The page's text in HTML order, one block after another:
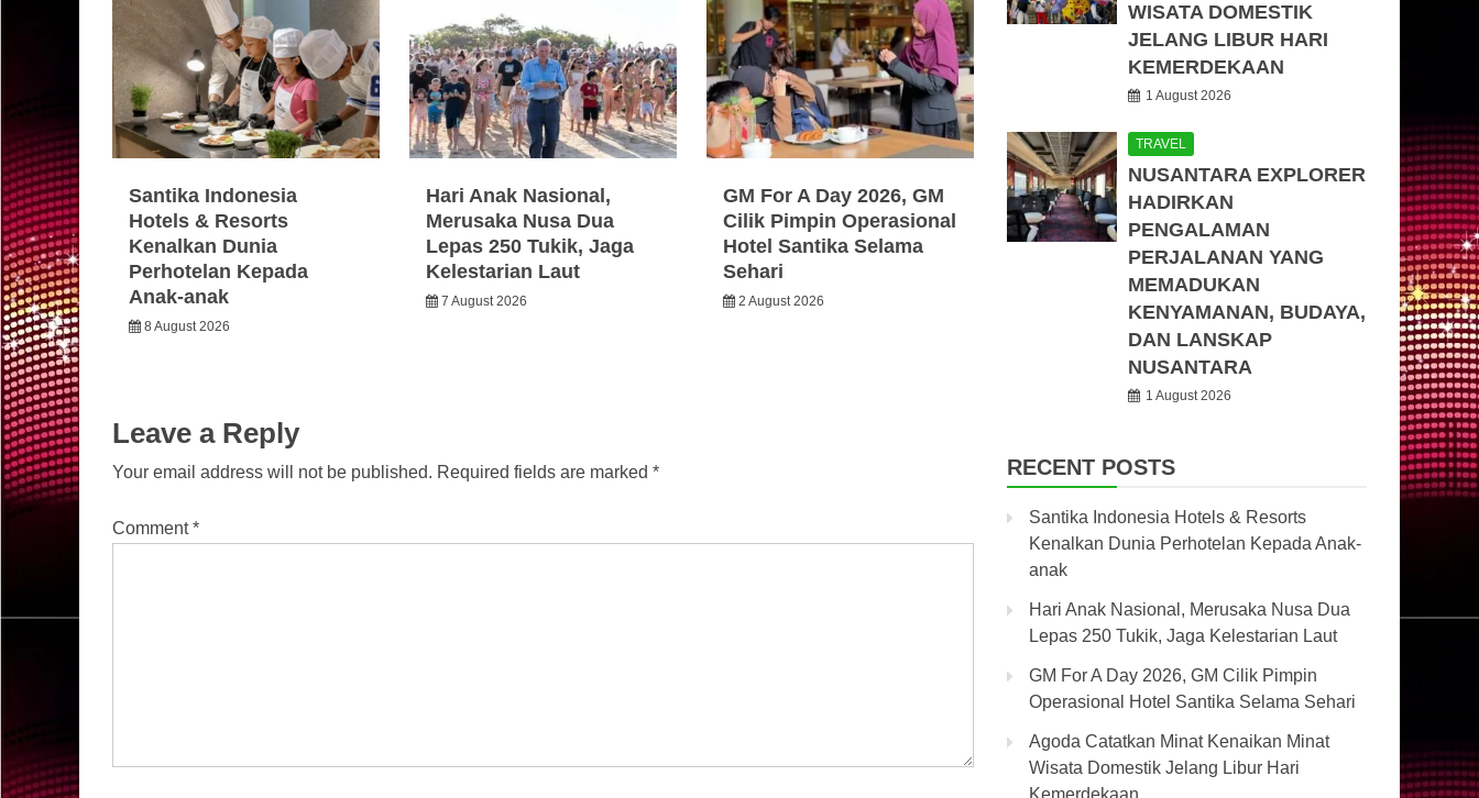
Santika Indonesia
Hotels & Resorts
Kenalkan Dunia
Perhotelan Kepada
Anak-anak
8 August 2026
Hari Anak Nasional,
Merusaka Nusa Dua
Lepas 250 Tukik, Jaga
Kelestarian Laut
7 August 2026
GM For A Day 2026, GM
Cilik Pimpin Operasional
Hotel Santika Selama
Sehari
2 August 2026
Leave a Reply
Your email address will not be published. Required fields are marked *
Comment*
WISATA DOMESTIK
JELANG LIBUR HARI
KEMERDEKAAN
1 August 2026
TRAVEL
NUSANTARA EXPLORER
HADIRKAN
PENGALAMAN
PERJALANAN YANG
MEMADUKAN
KENYAMANAN, BUDAYA,
DAN LANSKAP
NUSANTARA
1 August 2026
RECENT POSTS
Santika Indonesia Hotels & Resorts
Kenalkan Dunia Perhotelan Kepada Anak-
anak
Hari Anak Nasional, Merusaka Nusa Dua
Lepas 250 Tukik, Jaga Kelestarian Laut
GM For A Day 2026, GM Cilik Pimpin
Operasional Hotel Santika Selama Sehari
Agoda Catatkan Minat Kenaikan Minat
Wisata Domestik Jelang Libur Hari